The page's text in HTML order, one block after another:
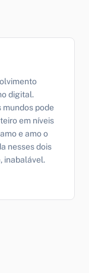
digital.
mundos pode
em níveis
e amo o
nesses dois
inabalável.